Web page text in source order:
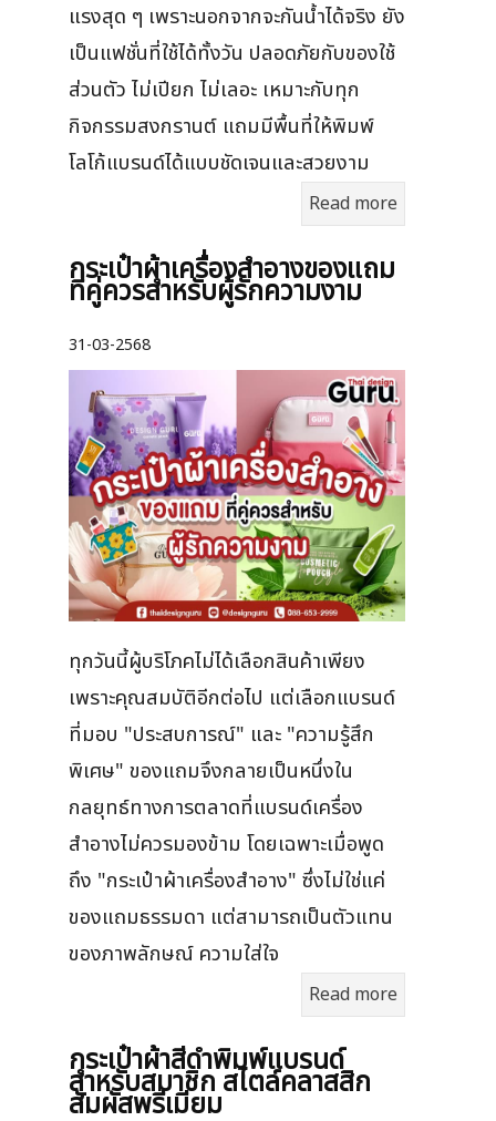
แรงสุด ๆ เพราะนอกจากจะกันน้ำได้จริง ยัง
เป็นแฟชั่นที่ใช้ได้ทั้งวัน ปลอดภัยกับของใช้
ส่วนตัว ไม่เปียก ไม่เลอะ เหมาะกับทุก
กิจกรรมสงกรานต์ แถมมีพื้นที่ให้พิมพ์
โลโก้แบรนด์ได้แบบชัดเจนและสวยงาม
Read more
กระเป๋าผ้าเครื่องสําอางของแถม
ที่คู่ควรสำหรับผู้รักความงาม
31-03-2568
ทุกวันนี้ผู้บริโภคไม่ได้เลือกสินค้าเพียง
เพราะคุณสมบัติอีกต่อไป แต่เลือกแบรนด์
ที่มอบ "ประสบการณ์" และ "ความรู้สึก
พิเศษ" ของแถมจึงกลายเป็นหนึ่งใน
กลยุทธ์ทางการตลาดที่แบรนด์เครื่อง
สำอางไม่ควรมองข้าม โดยเฉพาะเมื่อพูด
ถึง "กระเป๋าผ้าเครื่องสำอาง" ซึ่งไม่ใช่แค่
ของแถมธรรมดา แต่สามารถเป็นตัวแทน
ของภาพลักษณ์ ความใส่ใจ
Read more
กระเป๋าผ้าสีดำพิมพ์แบรนด์
สำหรับสมาชิก สไตล์คลาสสิก
สัมผัสพรีเมียม